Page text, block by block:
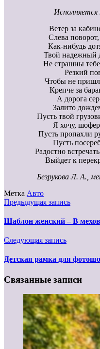
Ветер за
Слева
Как-нибудь
Твой надежный
Не страшны
Резкий
Чтобы не
Крепче за
А дорога
Залито
Пусть твой
Я хочу,
Пусть пропахли
Пусть
Радостно
Выйдет к
Безрукова Л. А.,
Метка Авто
Предыдущая запись
Шаблон женский – В
Следующая запись
Детская рамка для
Связанные записи